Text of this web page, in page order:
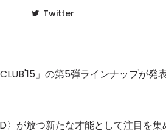
Twitter
」の第5弾ラインナップが発
が放つ新たな才能として注目を集
のおすす